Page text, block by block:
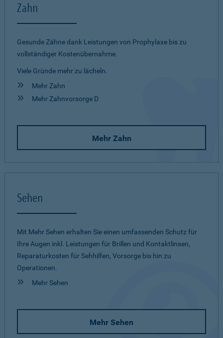
Zahn
Gesunde Zähne dank Leistungen von Prophylaxe bis zu
vollständiger Kostenübernahme.
Viele Gründe mehr zu lächeln.
Mehr Zahn
Mehr Zahnvorsorge D
Mehr Zahn
Sehen
Mit Mehr Sehen erhalten Sie einen umfassenden Schutz für
Ihre Augen inkl. Leistungen für Brillen und Kontaktlinsen,
Reparaturkosten für Sehhilfen, Vorsorge bis hin zu
Operationen.
Mehr Sehen
Mehr Sehen